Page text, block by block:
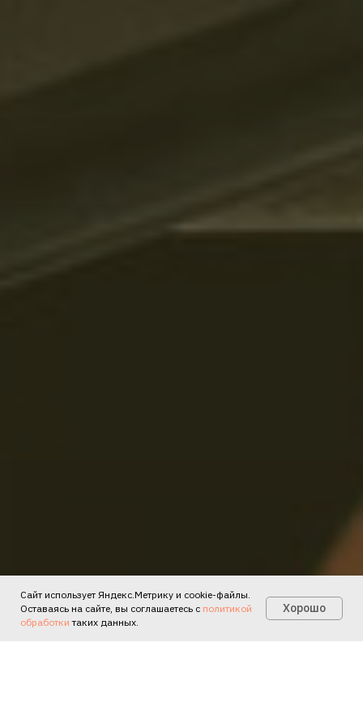
Есть вопросы?
Сайт использует Яндекс.Метрику и cookie-файлы.
Оставаясь на сайте, вы соглашаетесь с политикой
обработки таких данных.
Хорошо